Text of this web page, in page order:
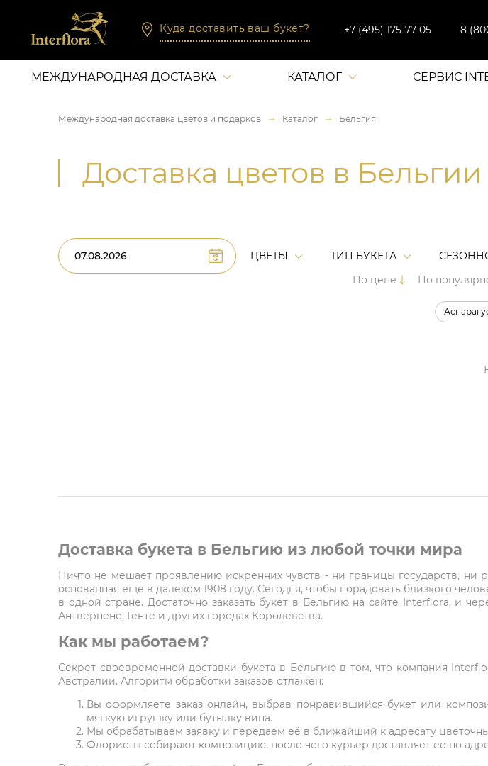
Куда доставить ваш букет? +7 (495) 175-77-05 8
МЕЖДУНАРОДНАЯ ДОСТАВКА КАТАЛОГ СЕРВИС
Международная доставка цветов и подарков Каталог Бельгия
Доставка цветов в Бельгии
ЦВЕТЫ ТИП БУКЕТА
По цене
По
Доставка букета в Бельгию из любой точки мира
Ничто не мешает проявлению искренних чувств - ни границы государств, ни
основанная еще в далеком 1908 году. Сегодня, чтобы порадовать близкого
в одной стране. Достаточно заказать букет в Бельгию на сайте Interflora, и
Антверпене, Генте и других городах Королевства.
Как мы работаем?
Секрет своевременной доставки букета в Бельгию в том, что компания
Австралии. Алгоритм обработки заказов отлажен:
Вы оформляете заказ онлайн, выбрав понравившийся букет или
мягкую игрушку или бутылку вина.
Мы обрабатываем заявку и передаем её в ближайший к адресату
Флористы собирают композицию, после чего курьер доставляет ее по